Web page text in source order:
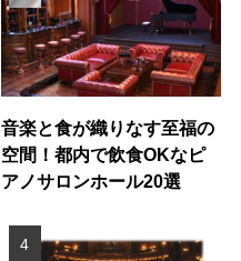
音楽と食が織りなす至福の
空間！都内で飲食OKなピ
アノサロンホール20選